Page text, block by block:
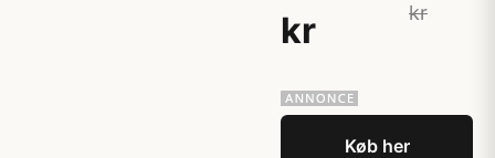
kr
kr
Køb her